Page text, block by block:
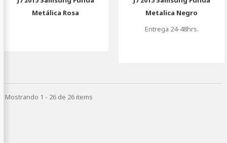
Metálica Rosa
Metalica Negro
Entrega 24-48hrs.
Mostrando 1 - 26 de 26 items